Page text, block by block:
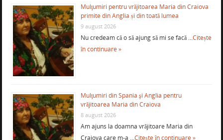
Mulţumiri pentru vrăjitoarea Maria din Craiova
primite din Anglia și din toată lumea
9 august 2026
Nu credeam că o să ajung să mi se facă …Citește
în continuare »
Mulţumiri din Spania şi Anglia pentru
vrăjitoarea Maria din Craiova
8 august 2026
Am ajuns la doamna vrăjitoare Maria din
Craiova care m-a …Citește în continuare »